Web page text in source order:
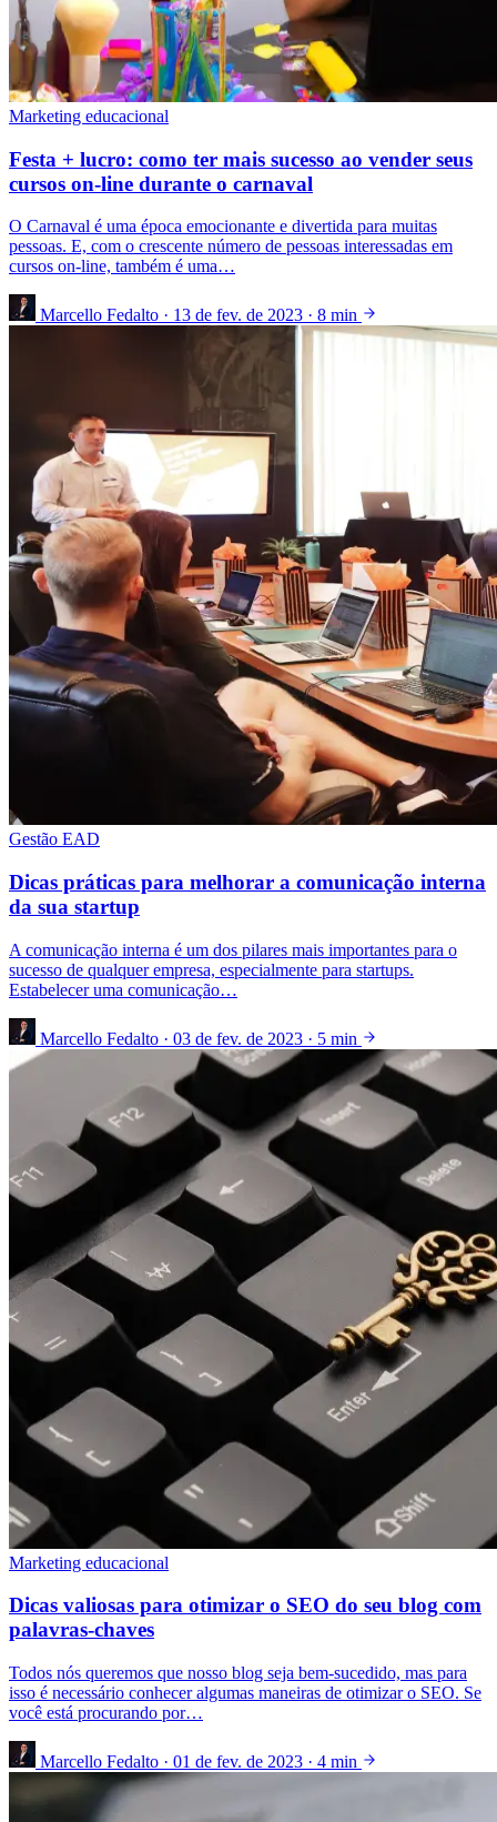
Marketing educacional
Festa + lucro: como ter mais sucesso ao vender seus
cursos on-line durante o carnaval
O Carnaval é uma época emocionante e divertida para muitas
pessoas. E, com o crescente número de pessoas interessadas em
cursos on-line, também é uma…
Marcello Fedalto · 13 de fev. de 2023 · 8 min
Gestão EAD
Dicas práticas para melhorar a comunicação interna
da sua startup
A comunicação interna é um dos pilares mais importantes para o
sucesso de qualquer empresa, especialmente para startups.
Estabelecer uma comunicação…
Marcello Fedalto · 03 de fev. de 2023 · 5 min
Marketing educacional
Dicas valiosas para otimizar o SEO do seu blog com
palavras-chaves
Todos nós queremos que nosso blog seja bem-sucedido, mas para
isso é necessário conhecer algumas maneiras de otimizar o SEO. Se
você está procurando por…
Marcello Fedalto · 01 de fev. de 2023 · 4 min